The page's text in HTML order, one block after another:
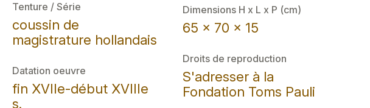
Tenture / Série
coussin de
magistrature hollandais
Datation oeuvre
fin XVIIe-début XVIIIe
s.
Dimensions H x L x P (cm)
65 x 70 x 15
Droits de reproduction
S'adresser à la
Fondation Toms Pauli